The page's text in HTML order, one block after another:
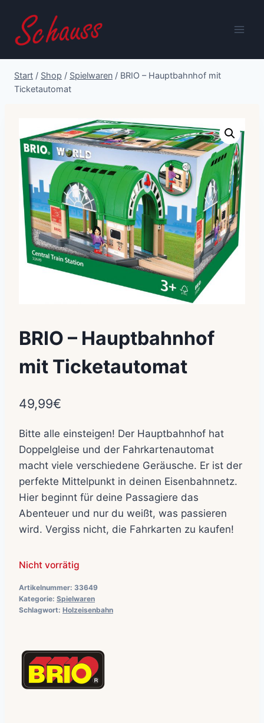
Inhalt
springen
Start / Shop / Spielwaren / BRIO – Hauptbahnhof mit
Ticketautomat
BRIO – Hauptbahnhof
mit Ticketautomat
49,99€
Bitte alle einsteigen! Der Hauptbahnhof hat
Doppelgleise und der Fahrkartenautomat
macht viele verschiedene Geräusche. Er ist der
perfekte Mittelpunkt in deinen Eisenbahnnetz.
Hier beginnt für deine Passagiere das
Abenteuer und nur du weißt, was passieren
wird. Vergiss nicht, die Fahrkarten zu kaufen!
Nicht vorrätig
Artikelnummer: 33649
Kategorie: Spielwaren
Schlagwort: Holzeisenbahn